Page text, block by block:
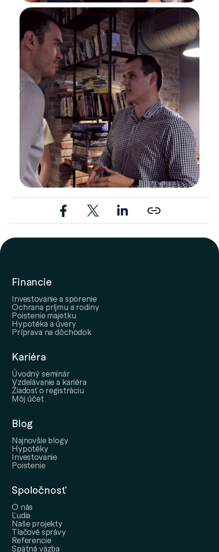
Financie
Investovanie a sporenie
Ochrana príjmu a rodiny
Poistenie majetku
Hypotéka a úvery
Príprava na dôchodok
Kariéra
Úvodný seminár
Vzdelávanie a kariéra
Žiadosť o registráciu
Môj účet
Blog
Najnovšie blogy
Hypotéky
Investovanie
Poistenie
Spoločnosť
O nás
Ľudia
Naše projekty
Tlačové správy
Referencie
Spätná väzba